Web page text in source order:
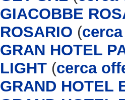
GIACOBBE
ROSARIO (
GRAN HOTEL
LIGHT (cerca
GRAND HOTEL